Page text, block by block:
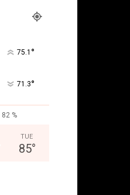
75.1 °
71.3°
82 %
TUE
85°